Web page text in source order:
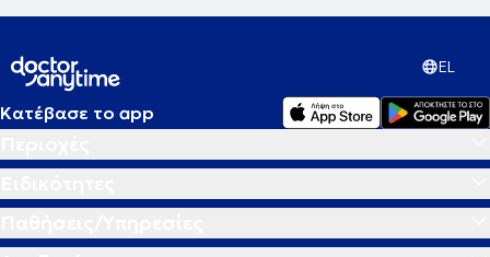
EL
Κατέβασε το app